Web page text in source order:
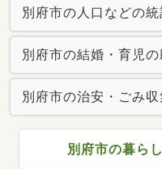
別府市の人口などの統
別府市の結婚・育児の
別府市の治安・ごみ収
別府市の暮ら